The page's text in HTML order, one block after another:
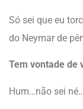
Só sei que eu
do Neymar de
Tem vontade de
Hum…não sei